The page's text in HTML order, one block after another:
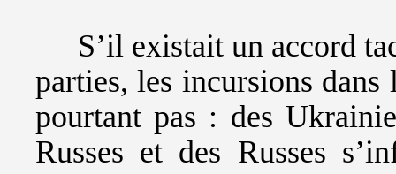
S’il existait un accord
parties, les incursions dans
pourtant pas : des
Russes et des Russes